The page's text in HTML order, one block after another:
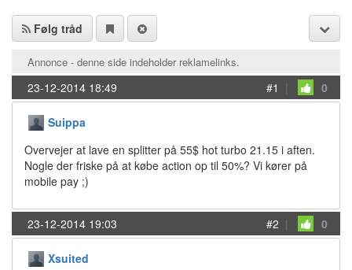
Følg tråd
Annonce - denne side indeholder reklamelinks.
23-12-2014 18:49 #1 | 0
Suippa
Overvejer at lave en splitter på 55$ hot turbo 21.15 i aften.
Nogle der friske på at købe action op til 50%? Vi kører på
mobile pay ;)
23-12-2014 19:03 #2 | 0
Xsuited